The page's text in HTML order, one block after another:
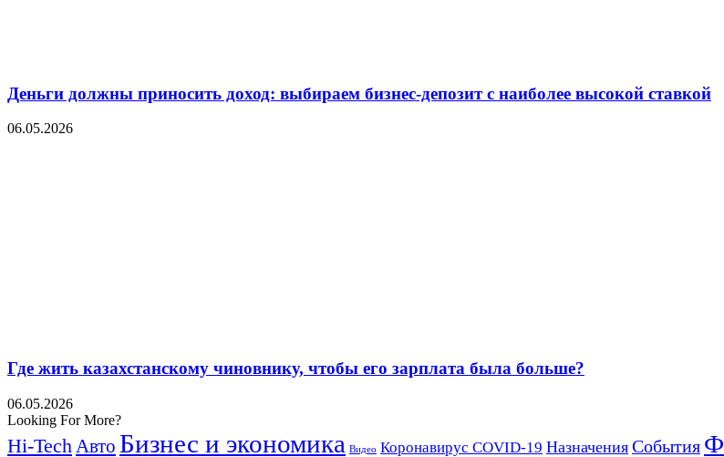
Деньги должны приносить доход: выбираем бизнес-депозит с наиболее высокой ставкой
06.05.2026
Где жить казахстанскому чиновнику, чтобы его зарплата была больше?
06.05.2026
Looking For More?
Hi-Tech Авто Бизнес и экономика Видео Коронавирус COVID-19 Назначения События